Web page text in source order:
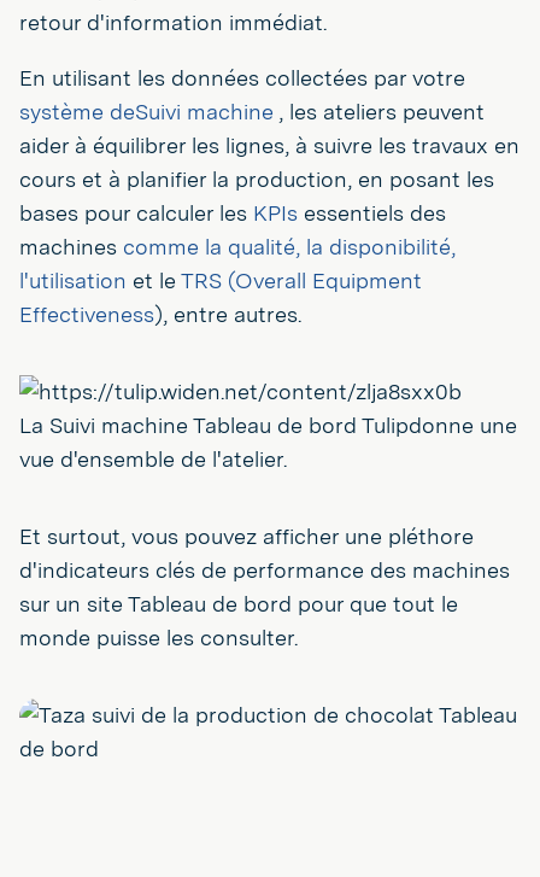
retour d'information immédiat.
En utilisant les données collectées par votre
système deSuivi machine , les ateliers peuvent
aider à équilibrer les lignes, à suivre les travaux en
cours et à planifier la production, en posant les
bases pour calculer les KPIs essentiels des
machines comme la qualité, la disponibilité,
l'utilisation et le TRS (Overall Equipment
Effectiveness), entre autres.
La Suivi machine Tableau de bord Tulipdonne une
vue d'ensemble de l'atelier.
Et surtout, vous pouvez afficher une pléthore
d'indicateurs clés de performance des machines
sur un site Tableau de bord pour que tout le
monde puisse les consulter.